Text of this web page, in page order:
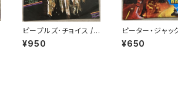
ピープルズ･チョイス /
ディスコ天国
¥950
ピーター・ジャッ
ド / ウォーキン・オ
ュージック
¥650